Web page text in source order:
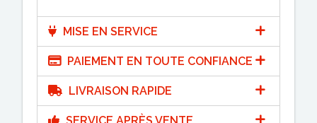
MISE EN SERVICE
PAIEMENT EN TOUTE CONFIANCE
LIVRAISON RAPIDE
SERVICE APRÈS VENTE